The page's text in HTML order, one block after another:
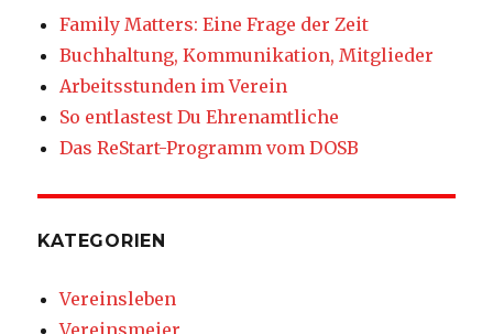
Family Matters: Eine Frage der Zeit
Buchhaltung, Kommunikation, Mitglieder
Arbeitsstunden im Verein
So entlastest Du Ehrenamtliche
Das ReStart-Programm vom DOSB
KATEGORIEN
Vereinsleben